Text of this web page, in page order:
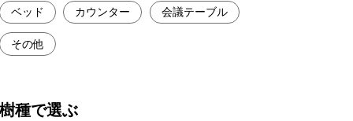
ベッド カウンター 会議テーブル
その他
樹種で選ぶ